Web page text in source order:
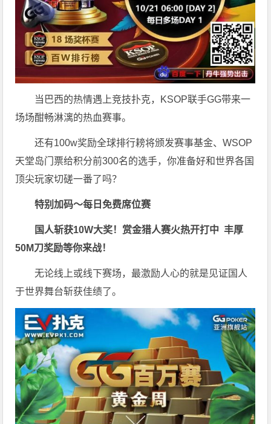
当巴西的热情遇上竞技扑克，KSOP联手GG带来一
场场酣畅淋漓的热血赛事。
还有100w奖励全球排行耪将颁发赛事基金、WSOP
天堂岛门票给积分前300名的选手，你准备好和世界各国
顶尖玩家切磋一番了吗？
特别加码～每日免费席位赛
国人斩获10W大奖！ 赏金猎人赛火热开打中 丰厚
50M刀奖励等你来战！
无论线上或线下赛场，最激励人心的就是见证国人
于世界舞台斩获佳绩了。